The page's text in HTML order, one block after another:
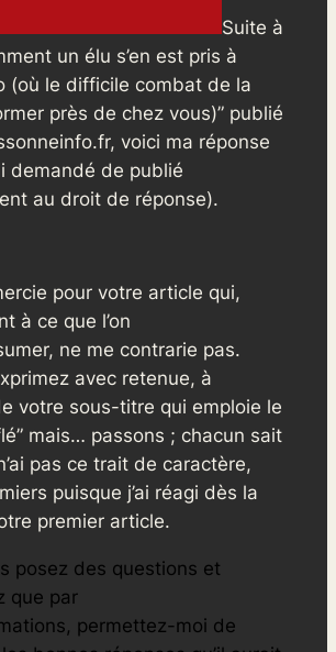
Suite à
un élu s’en est pris à
(où le difficile combat de la
près de chez vous)” publié
voici ma réponse
demandé de publié
au droit de réponse).
pour votre article qui,
à ce que l’on
ne me contrarie pas.
avec retenue, à
votre sous-titre qui emploie le
mais… passons ; chacun sait
pas ce trait de caractère,
puisque j’ai réagi dès la
premier article.
posez des questions et
que par
permettez-moi de